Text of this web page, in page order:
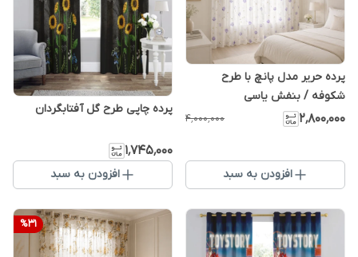
پرده حریر مدل پانچ با طرح
شکوفه / بنفش یاسی
۲٬۸۰۰٬۰۰۰ ۴٬۰۰۰٬۰۰۰
افزودن به سبد
پرده چاپی طرح گل آفتابگردان
۱٬۷۴۵٬۰۰۰
افزودن به سبد
%31